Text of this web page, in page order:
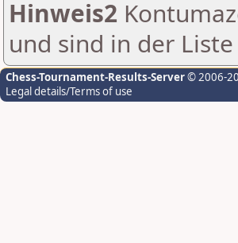
Hinweis2
und sind in der
Chess-Tournament-Results-Server© 2006-
Legal details/Terms of use